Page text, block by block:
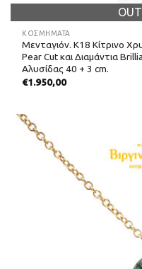
ΚΟΣΜΗΜΑΤΑ
Μενταγιόν. Κ18 Κίτρινο
Pear Cut και Διαμάντια
Αλυσίδας 40 + 3 cm.
€1.950,00